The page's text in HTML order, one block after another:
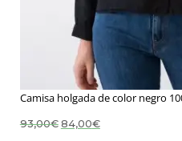
Camisa holgada de color negro
93,00€ El
precio
84,00€El
precio